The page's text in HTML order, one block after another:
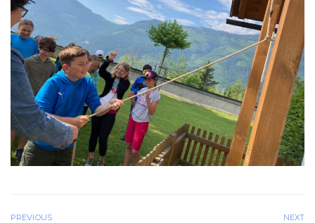
PREVIOUS NEXT